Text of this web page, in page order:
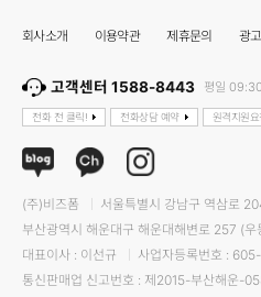
회사소개 이용약관 제휴문의 광
고객센터 1588-8443 평일
전화 전 클릭! 전화상담 예약 원격지원요
(주)비즈폼
서울특별시 강남구 역삼로
부산광역시 해운대구 해운대해변로 257 (우
대표이사 : 이선규
사업자등록번호 :
통신판매업 신고번호 : 제2015-부산해운-